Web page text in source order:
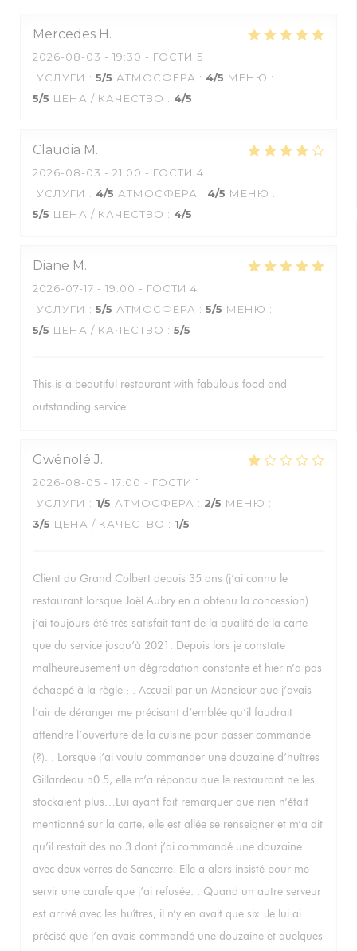
Mercedes H
2026-08-03 - 19:30 - ГОСТИ 5
УСЛУГИ : 5/5 АТМОСФЕРА : 4/5 МЕНЮ :
5/5 ЦЕНА / КАЧЕСТВО : 4/5
Claudia M
2026-08-03 - 21:00 - ГОСТИ 4
УСЛУГИ : 4/5 АТМОСФЕРА : 4/5 МЕНЮ :
5/5 ЦЕНА / КАЧЕСТВО : 4/5
Diane M
2026-07-17 - 19:00 - ГОСТИ 4
УСЛУГИ : 5/5 АТМОСФЕРА : 5/5 МЕНЮ :
5/5 ЦЕНА / КАЧЕСТВО : 5/5
This is a beautiful restaurant with fabulous food and
outstanding service.
Gwénolé J
2026-08-05 - 17:00 - ГОСТИ 1
УСЛУГИ : 1/5 АТМОСФЕРА : 2/5 МЕНЮ :
3/5 ЦЕНА / КАЧЕСТВО : 1/5
Client du Grand Colbert depuis 35 ans (j’ai connu le
restaurant lorsque Joël Aubry en a obtenu la concession)
j’ai toujours été très satisfait tant de la qualité de la carte
que du service jusqu’à 2021. Depuis lors je constate
malheureusement un dégradation constante et hier n’a pas
échappé à la règle : . Accueil par un Monsieur que j’avais
l’air de déranger me précisant d’emblée qu’il faudrait
attendre l’ouverture de la cuisine pour passer commande
(?). . Lorsque j’ai voulu commander une douzaine d’huîtres
Gillardeau n0 5, elle m’a répondu que le restaurant ne les
stockaient plus…Lui ayant fait remarquer que rien n’était
mentionné sur la carte, elle est allée se renseigner et m’a dit
qu’il restait des no 3 dont j’ai commandé une douzaine
avec deux verres de Sancerre. Elle a alors insisté pour me
servir une carafe que j’ai refusée. . Quand un autre serveur
est arrivé avec les huîtres, il n’y en avait que six. Je lui ai
précisé que j’en avais commandé une douzaine et quelques